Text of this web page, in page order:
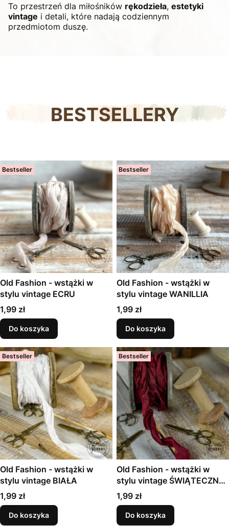
To przestrzeń dla miłośników rękodzieła, estetyki
vintage i detali, które nadają codziennym
przedmiotom duszę.
BESTSELLERY
Bestseller
Old Fashion - wstążki w
stylu vintage ECRU
Cena
1,99 zł
Do koszyka
Bestseller
Old Fashion - wstążki w
stylu vintage WANILLIA
Cena
1,99 zł
Do koszyka
Bestseller
Old Fashion - wstążki w
stylu vintage BIAŁA
Cena
1,99 zł
Do koszyka
Bestseller
Old Fashion - wstążki w
stylu vintage ŚWIĄTECZNE
BORDO
Cena
1,99 zł
Do koszyka